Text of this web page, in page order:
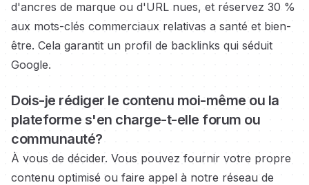
d'ancres de marque ou d'URL nues, et réservez 30 %
aux mots-clés commerciaux relativas a santé et bien-
être. Cela garantit un profil de backlinks qui séduit
Google.
Dois-je rédiger le contenu moi-même ou la
plateforme s'en charge-t-elle forum ou
communauté?
À vous de décider. Vous pouvez fournir votre propre
contenu optimisé ou faire appel à notre réseau de